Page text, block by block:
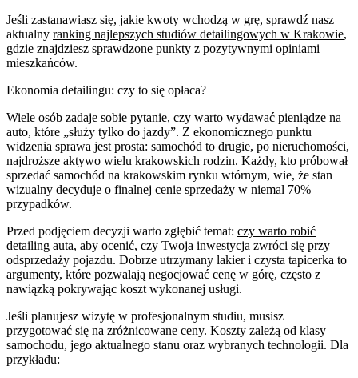
Jeśli zastanawiasz się, jakie kwoty wchodzą w grę, sprawdź nasz
aktualny ranking najlepszych studiów detailingowych w Krakowie,
gdzie znajdziesz sprawdzone punkty z pozytywnymi opiniami
mieszkańców.
Ekonomia detailingu: czy to się opłaca?
Wiele osób zadaje sobie pytanie, czy warto wydawać pieniądze na
auto, które „służy tylko do jazdy”. Z ekonomicznego punktu
widzenia sprawa jest prosta: samochód to drugie, po nieruchomości,
najdroższe aktywo wielu krakowskich rodzin. Każdy, kto próbował
sprzedać samochód na krakowskim rynku wtórnym, wie, że stan
wizualny decyduje o finalnej cenie sprzedaży w niemal 70%
przypadków.
Przed podjęciem decyzji warto zgłębić temat: czy warto robić
detailing auta, aby ocenić, czy Twoja inwestycja zwróci się przy
odsprzedaży pojazdu. Dobrze utrzymany lakier i czysta tapicerka to
argumenty, które pozwalają negocjować cenę w górę, często z
nawiązką pokrywając koszt wykonanej usługi.
Jeśli planujesz wizytę w profesjonalnym studiu, musisz
przygotować się na zróżnicowane ceny. Koszty zależą od klasy
samochodu, jego aktualnego stanu oraz wybranych technologii. Dla
przykładu: